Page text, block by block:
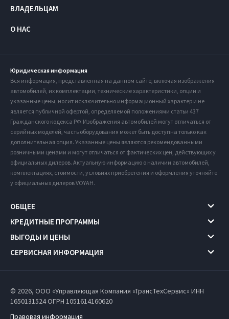
ВЛАДЕЛЬЦАМ
О НАС
Юридическая информация
Вся информация, представленная на данном сайте, включая изображения
автомобилей, их комплектации, технические характеристики, опции и
указанные цены, носит исключительно информационный характер и не
является публичной офертой, определяемой положениями статьи 437
Гражданского кодекса РФ. Изображения автомобилей могут отличаться от
серийных моделей, часть оборудования может быть доступна только как
дополнительная опция. Указанные цены являются рекомендованными
розничными ценами и могут отличаться от фактических цен, действующих у
официальных дилеров. Актуальную информацию о наличии автомобилей,
комплектациях, стоимости, условиях приобретения и оформления уточняйте
у официальных дилеров VOYAH.
ОБЩЕЕ
КРЕДИТНЫЕ ПРОГРАММЫ
ВЫГОДЫ И ЦЕНЫ
СЕРВИСНАЯ ИНФОРМАЦИЯ
© 2026, ООО «Управляющая Компания «ТрансТехСервис» ИНН
1650131524ОГРН 1051614160620
Правовая информация